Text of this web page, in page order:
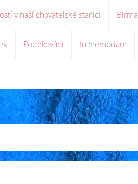
v naší chovatelské stanici Birma
Poděkování In memoriam